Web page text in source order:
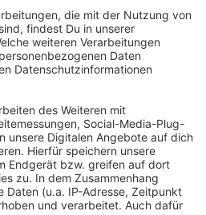
Freie Fahrt für Radler?